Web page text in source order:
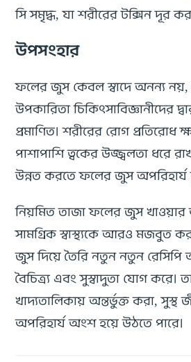
সি সমৃদ্ধ, যা শরীরের টক্সিন দূর
উপসংহার
ফলের জুস কেবল স্বাদে অনন্য
উপকারিতা চিকিৎসাবিজ্ঞানীদের
প্রমাণিত। শরীরের রোগ প্রতিরোধ
পাশাপাশি ত্বকের উজ্জ্বলতা ধরে
উন্নত করতে ফলের জুস অপরিহার্য
নিয়মিত তাজা ফলের জুস
সামগ্রিক স্বাস্থ্যকে আরও মজবুত
জুস দিয়ে তৈরি নতুন নতুন রেসিপি
বৈচিত্র্য এবং সুস্বাদুতা যোগ
খাদ্যতালিকায় অন্তর্ভুক্ত করা, সুস্থ
অপরিহার্য অংশ হয়ে উঠতে পারে।